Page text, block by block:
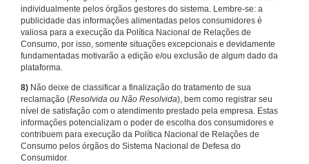
individualmente pelos órgãos gestores do sistema. Lembre-se: a
publicidade das informações alimentadas pelos consumidores é
valiosa para a execução da Política Nacional de Relações de
Consumo, por isso, somente situações excepcionais e devidamente
fundamentadas motivarão a edição e/ou exclusão de algum dado da
plataforma.
8) Não deixe de classificar a finalização do tratamento de sua
reclamação (Resolvida ou Não Resolvida), bem como registrar seu
nível de satisfação com o atendimento prestado pela empresa. Estas
informações potencializam o poder de escolha dos consumidores e
contribuem para execução da Política Nacional de Relações de
Consumo pelos órgãos do Sistema Nacional de Defesa do
Consumidor.